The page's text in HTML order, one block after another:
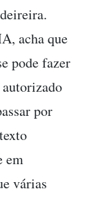
acha que
pode fazer
por
em
várias